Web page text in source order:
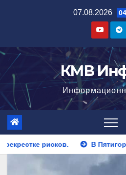
07.08.2026
КМВ
полицейские